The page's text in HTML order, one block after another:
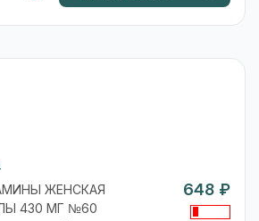
ЖЕНСКАЯ
430 МГ №60
648 ₽